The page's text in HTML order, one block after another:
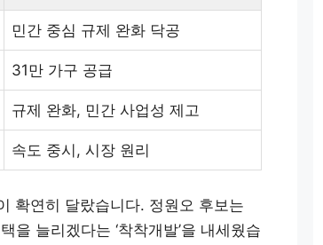
민간 중심 규제 완화 닥공
31만 가구 공급
규제 완화, 민간 사업성 제고
속도 중시, 시장 원리
확연히 달랐습니다. 정원오 후보는
을 늘리겠다는 ‘착착개발’을 내세웠습